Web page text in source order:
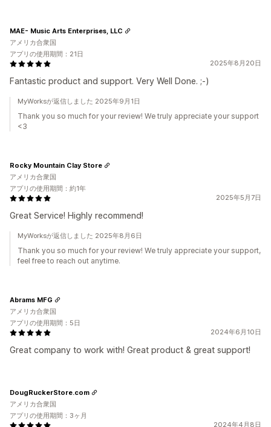
2025年8月20日
Fantastic product and support. Very Well Done. ;-)
MAE- Music Arts Enterprises, LLC
アメリカ合衆国
アプリの使用期間：21日
MyWorksが返信しました 2025年9月1日
Thank you so much for your review! We truly appreciate your support
<3
2025年5月7日
Great Service! Highly recommend!
Rocky Mountain Clay Store
アメリカ合衆国
アプリの使用期間：約1年
MyWorksが返信しました 2025年8月6日
Thank you so much for your review! We truly appreciate your support,
feel free to reach out anytime.
2024年6月10日
Great company to work with! Great product & great support!
Abrams MFG
アメリカ合衆国
アプリの使用期間：5日
2024年4月8日
DougRuckerStore.com
アメリカ合衆国
アプリの使用期間：3ヶ月